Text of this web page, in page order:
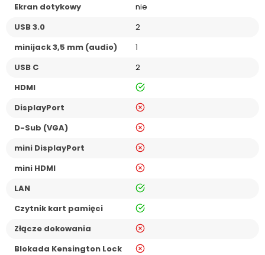
Ekran dotykowy
nie
USB 3.0
2
minijack 3,5 mm (audio)
1
USB C
2
HDMI
tak
DisplayPort
nie
D-Sub (VGA)
nie
mini DisplayPort
nie
mini HDMI
nie
LAN
tak
Czytnik kart pamięci
tak
Złącze dokowania
nie
Blokada Kensington Lock
nie